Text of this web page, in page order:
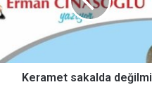
Keramet sakalda